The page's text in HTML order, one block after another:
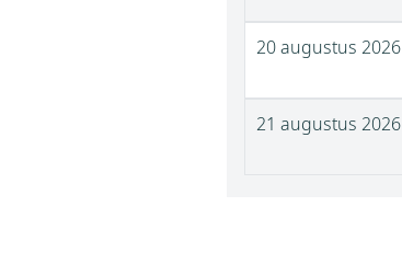
20 augustus 2026
21 augustus 2026